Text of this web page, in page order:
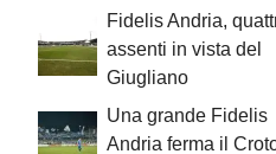
Fidelis Andria,
assenti in vista del
Giugliano
Una grande Fidelis
Andria ferma il